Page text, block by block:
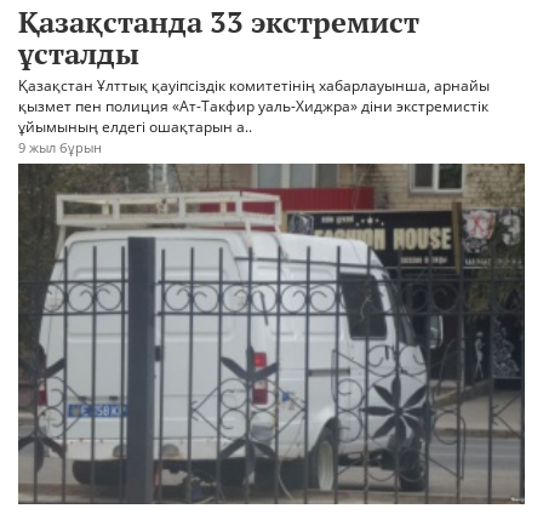
Қазақстанда 33 экстремист
ұсталды
Қазақстан Ұлттық қауіпсіздік комитетінің хабарлауынша, арнайы
қызмет пен полиция «Ат-Такфир уаль-Хиджра» діни экстремистік
ұйымының елдегі ошақтарын а..
9 жыл бұрын